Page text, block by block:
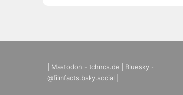
Mastodon - tchncs.de
Bluesky -
@filmfacts.bsky.social